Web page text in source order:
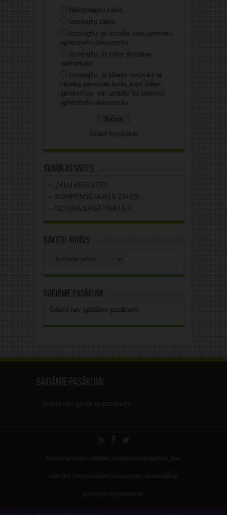
Neizsniegšu zāles.
Izsniegšu zāles.
Izsniegšu, ja uzrādīs savu personu
apliecinošu dokumentu.
Izsniegšu, ja zāles domātas
radiniekam.
Izsniegšu, ja klients nosauks tā
cilvēka personas kodu, kam zāles
parakstītas, vai uzrādīs šo personu
apliecinošu dokumentu.
Skatīt rezultātus
Svarīgas saites
ZĀĻU REĢISTRS
KOMPENSĒJAMĀS ZĀLES
UZTURA BAGĀTINĀTĀJI
Rakstu arhīvs
Gaidāmie pasākumi
Šobrīd nav gaidāmo pasākumi.
Gaidāmie pasākumi
Šobrīd nav gaidāmo pasākumi.
Redakcija nenes atbildību sarežģījumu gadījumos, kas